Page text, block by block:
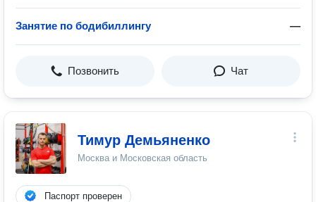
Занятие по бодибиллингу —
Позвонить Чат
Тимур Демьяненко
Москва и Московская область
Паспорт проверен